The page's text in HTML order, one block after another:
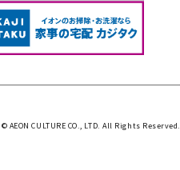
AEON CULTURE CO., LTD. All Rights Reserved.